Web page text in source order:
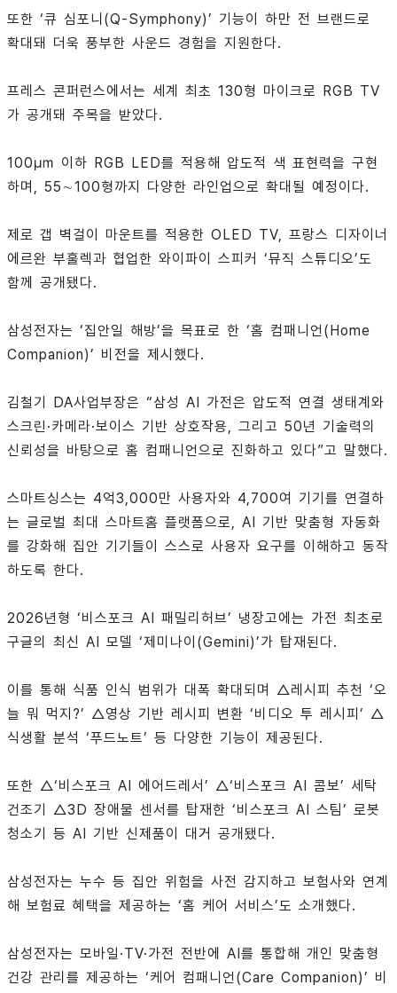
또한 ‘큐 심포니(Q-Symphony)’ 기능이 하만 전 브랜드로
확대돼 더욱 풍부한 사운드 경험을 지원한다.
프레스 콘퍼런스에서는 세계 최초 130형 마이크로 RGB TV
가 공개돼 주목을 받았다.
100㎛ 이하 RGB LED를 적용해 압도적 색 표현력을 구현
하며, 55∼100형까지 다양한 라인업으로 확대될 예정이다.
제로 갭 벽걸이 마운트를 적용한 OLED TV, 프랑스 디자이너
에르완 부훌렉과 협업한 와이파이 스피커 ‘뮤직 스튜디오’도
함께 공개됐다.
삼성전자는 ‘집안일 해방’을 목표로 한 ‘홈 컴패니언(Home
Companion)’ 비전을 제시했다.
김철기 DA사업부장은 “삼성 AI 가전은 압도적 연결 생태계와
스크린·카메라·보이스 기반 상호작용, 그리고 50년 기술력의
신뢰성을 바탕으로 홈 컴패니언으로 진화하고 있다”고 말했다.
스마트싱스는 4억3,000만 사용자와 4,700여 기기를 연결하
는 글로벌 최대 스마트홈 플랫폼으로, AI 기반 맞춤형 자동화
를 강화해 집안 기기들이 스스로 사용자 요구를 이해하고 동작
하도록 한다.
2026년형 ‘비스포크 AI 패밀리허브’ 냉장고에는 가전 최초로
구글의 최신 AI 모델 ‘제미나이(Gemini)’가 탑재된다.
이를 통해 식품 인식 범위가 대폭 확대되며 △레시피 추천 ‘오
늘 뭐 먹지?’ △영상 기반 레시피 변환 ‘비디오 투 레시피’ △
식생활 분석 ‘푸드노트’ 등 다양한 기능이 제공된다.
또한 △‘비스포크 AI 에어드레서’ △‘비스포크 AI 콤보’ 세탁
건조기 △3D 장애물 센서를 탑재한 ‘비스포크 AI 스팀’ 로봇
청소기 등 AI 기반 신제품이 대거 공개됐다.
삼성전자는 누수 등 집안 위험을 사전 감지하고 보험사와 연계
해 보험료 혜택을 제공하는 ‘홈 케어 서비스’도 소개했다.
삼성전자는 모바일·TV·가전 전반에 AI를 통합해 개인 맞춤형
건강 관리를 제공하는 ‘케어 컴패니언(Care Companion)’ 비